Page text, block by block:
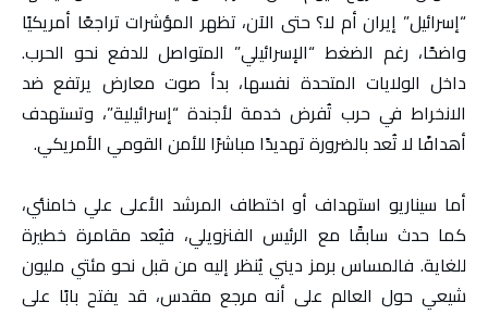
“إسرائيل” إيران أم لا؟ حتى الآن، تظهر المؤشرات تراجعًا أمريكيًا
واضحًا، رغم الضغط “الإسرائيلي” المتواصل للدفع نحو الحرب.
داخل الولايات المتحدة نفسها، بدأ صوت معارض يرتفع ضد
الانخراط في حرب تُفرض خدمة لأجندة “إسرائيلية”، وتستهدف
أهدافًا لا تُعد بالضرورة تهديدًا مباشرًا للأمن القومي الأمريكي.
أما سيناريو استهداف أو اختطاف المرشد الأعلى علي خامنئي،
كما حدث سابقًا مع الرئيس الفنزويلي، فيُعد مقامرة خطيرة
للغاية. فالمساس برمز ديني يُنظر إليه من قبل نحو مئتي مليون
شيعي حول العالم على أنه مرجع مقدس، قد يفتح بابًا على